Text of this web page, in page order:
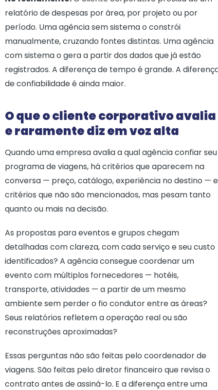
relatório de despesas por área, por projeto ou por
período. Uma agência sem sistema o constrói
manualmente, cruzando fontes distintas. Uma agência
com sistema o gera a partir dos dados que já estão
registrados. A diferença de tempo é grande. A
de confiabilidade é ainda maior.
O que o cliente corporativo avalia
e raramente diz em voz alta
Quando uma empresa avalia a qual agência confiar seu
programa de viagens, há critérios que aparecem na
conversa — preço, catálogo, experiência no destino — e
critérios que não são mencionados, mas pesam tanto
quanto ou mais na decisão.
As propostas para eventos e grupos chegam
detalhadas com clareza, com cada serviço e seu custo
identificados? A agência consegue coordenar um
evento com múltiplos fornecedores — hotéis,
transporte, atividades — a partir de um mesmo
ambiente sem perder o fio condutor entre as áreas?
Seus relatórios refletem a operação real ou são
reconstruções aproximadas?
Essas perguntas não são feitas pelo coordenador de
viagens. São feitas pelo diretor financeiro que revisa o
contrato antes de assiná-lo. E a diferença entre uma